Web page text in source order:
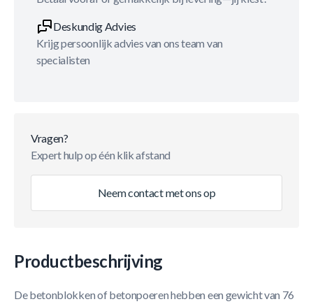
Deskundig Advies
Krijg persoonlijk advies van ons team van
specialisten
Vragen?
Expert hulp op één klik afstand
Neem contact met ons op
Productbeschrijving
De betonblokken of betonpoeren hebben een gewicht van 76